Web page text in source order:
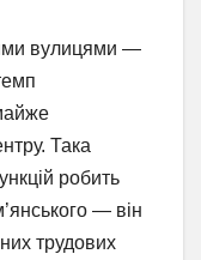
вулицями —
Така
робить
— він
трудових